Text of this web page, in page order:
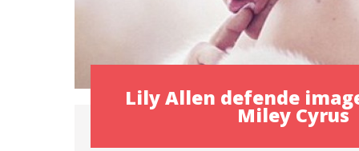
Lily Allen defende
Miley Cyrus